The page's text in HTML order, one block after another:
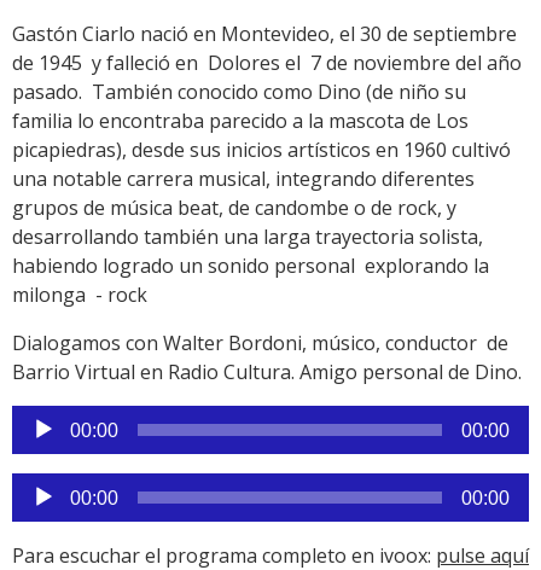
Gastón Ciarlo nació en Montevideo, el 30 de septiembre
de 1945 y falleció en Dolores el 7 de noviembre del año
pasado. También conocido como Dino (de niño su
familia lo encontraba parecido a la mascota de Los
picapiedras), desde sus inicios artísticos en 1960 cultivó
una notable carrera musical, integrando diferentes
grupos de música beat, de candombe o de rock, y
desarrollando también una larga trayectoria solista,
habiendo logrado un sonido personal explorando la
milonga - rock
Dialogamos con Walter Bordoni, músico, conductor de
Barrio Virtual en Radio Cultura. Amigo personal de Dino.
Reproductor
de
audio
00:00 00:00
Reproductor
de
audio
00:00 00:00
Para escuchar el programa completo en ivoox: pulse aquí